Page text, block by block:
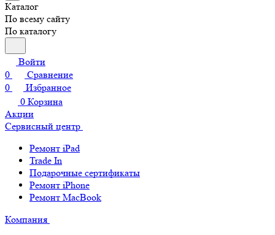
Каталог
По всему сайту
По каталогу
Войти
0
Сравнение
0
Избранное
0 Корзина
Акции
Сервисный центр
Ремонт iPad
Trade In
Подарочные сертификаты
Ремонт iPhone
Ремонт MacBook
Компания